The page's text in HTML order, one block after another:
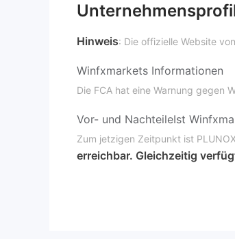
Hinweis: Die offizielle Website
Winfxmarkets Informationen
Die FCA hat eine Warnung gegen
Vor- und NachteileIst
Zum jetzigen Zeitpunkt ist PLUNOX
erreichbar. Gleichzeitig
Bei Winfxmarkets können Sie mit